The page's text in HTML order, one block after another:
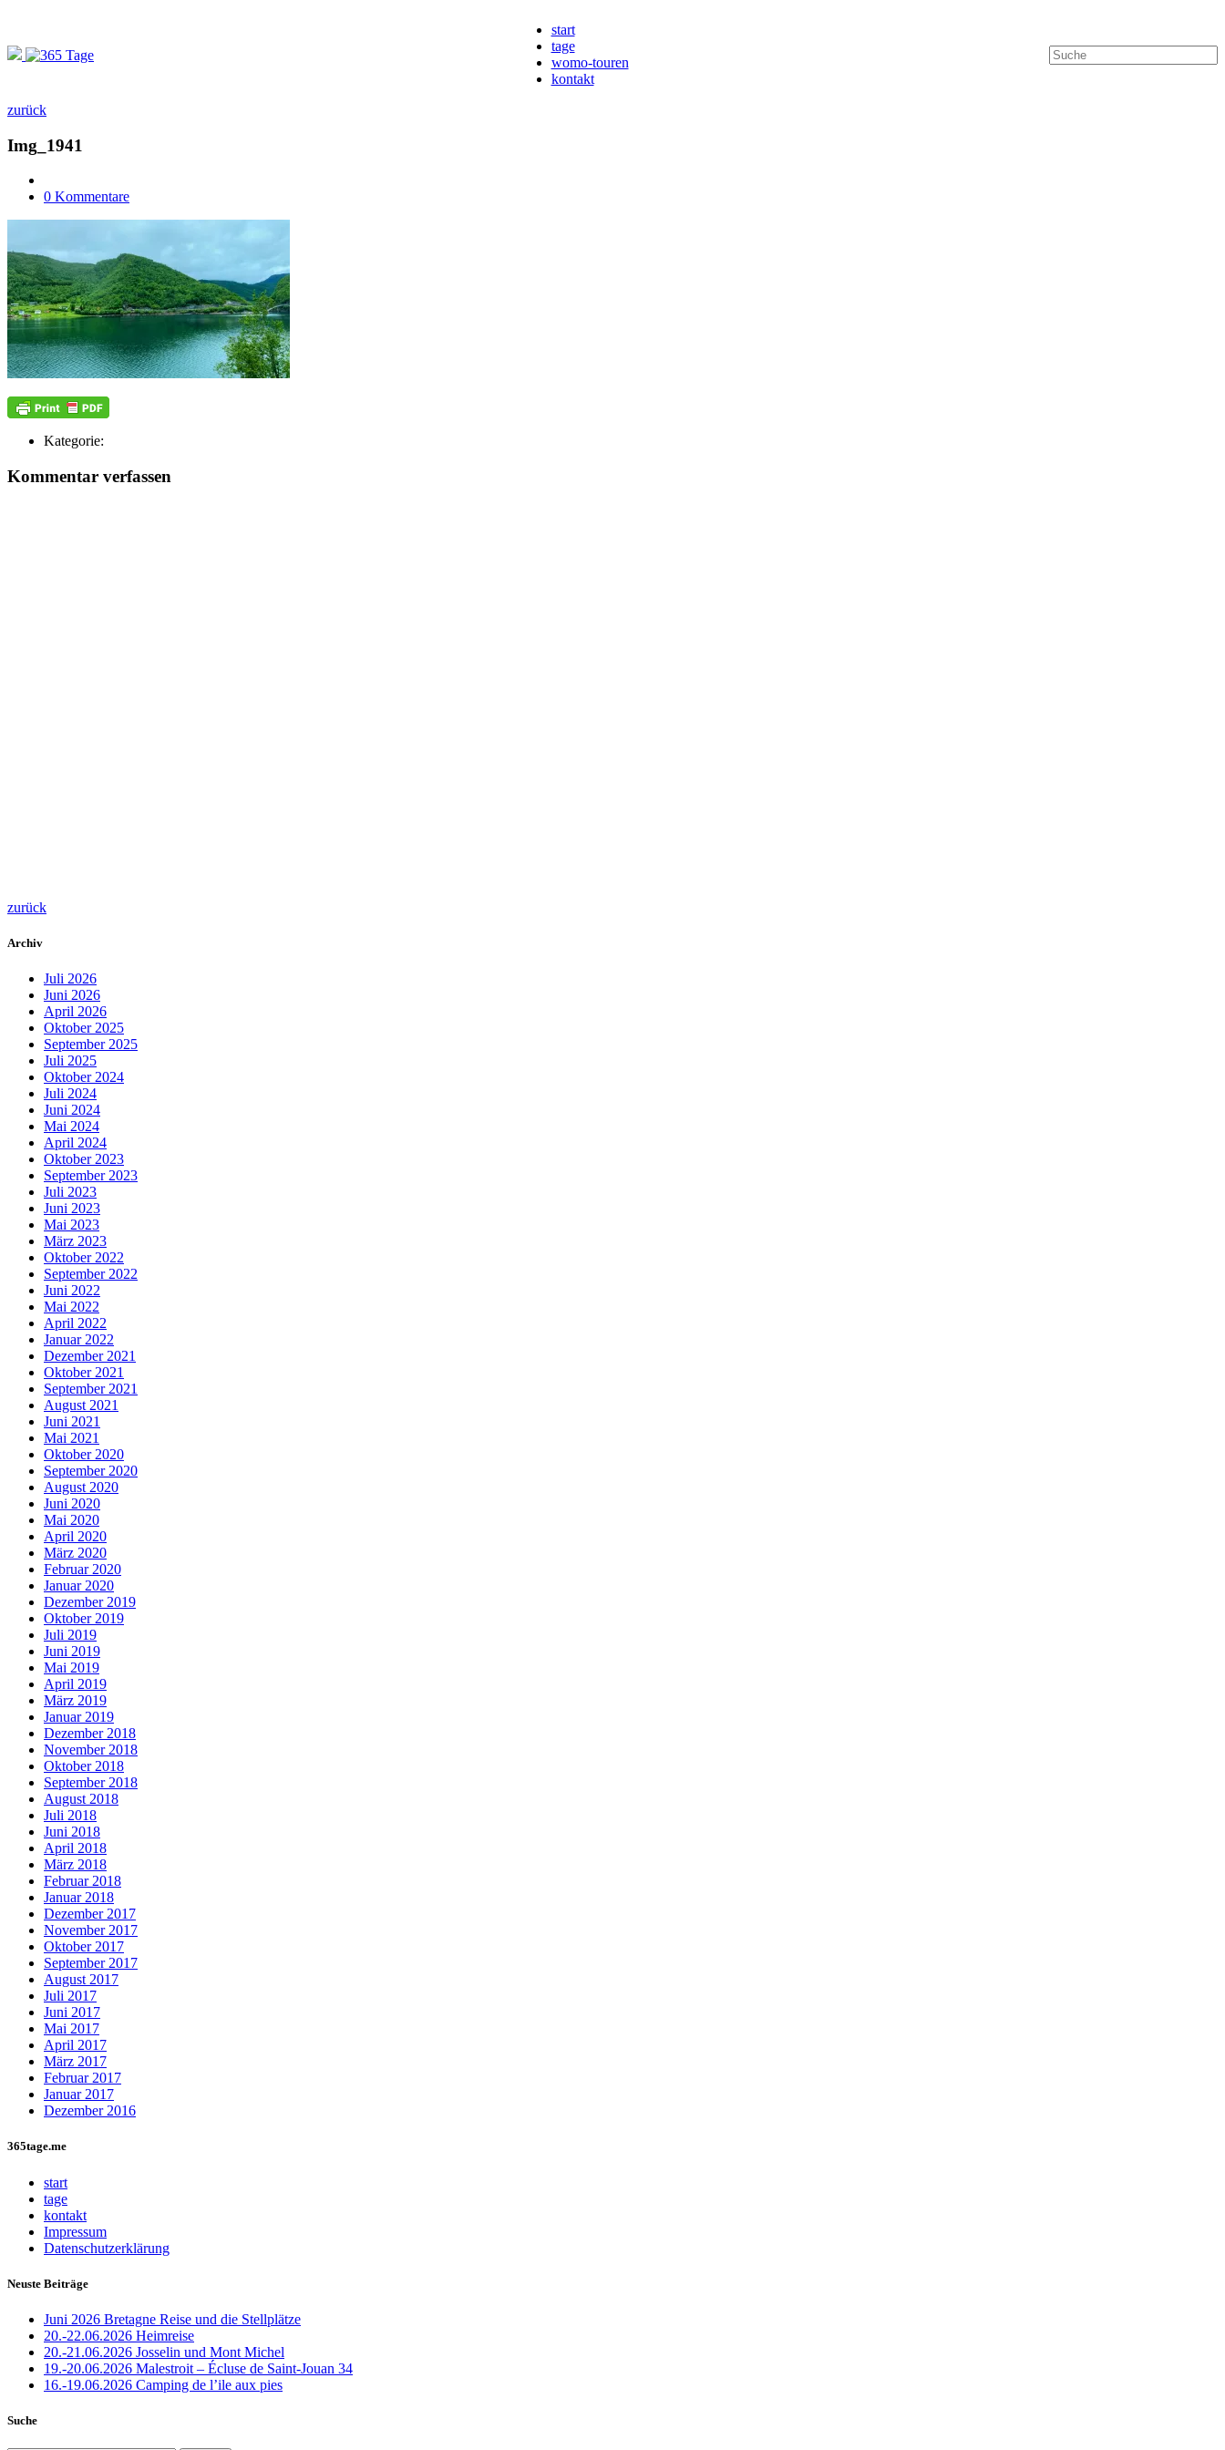
start
tage
womo-touren
kontakt
zurück
Img_1941
0 Kommentare
Kategorie:
Kommentar verfassen
zurück
Archiv
Juli 2026
Juni 2026
April 2026
Oktober 2025
September 2025
Juli 2025
Oktober 2024
Juli 2024
Juni 2024
Mai 2024
April 2024
Oktober 2023
September 2023
Juli 2023
Juni 2023
Mai 2023
März 2023
Oktober 2022
September 2022
Juni 2022
Mai 2022
April 2022
Januar 2022
Dezember 2021
Oktober 2021
September 2021
August 2021
Juni 2021
Mai 2021
Oktober 2020
September 2020
August 2020
Juni 2020
Mai 2020
April 2020
März 2020
Februar 2020
Januar 2020
Dezember 2019
Oktober 2019
Juli 2019
Juni 2019
Mai 2019
April 2019
März 2019
Januar 2019
Dezember 2018
November 2018
Oktober 2018
September 2018
August 2018
Juli 2018
Juni 2018
April 2018
März 2018
Februar 2018
Januar 2018
Dezember 2017
November 2017
Oktober 2017
September 2017
August 2017
Juli 2017
Juni 2017
Mai 2017
April 2017
März 2017
Februar 2017
Januar 2017
Dezember 2016
365tage.me
start
tage
kontakt
Impressum
Datenschutzerklärung
Neuste Beiträge
Juni 2026 Bretagne Reise und die Stellplätze
20.-22.06.2026 Heimreise
20.-21.06.2026 Josselin und Mont Michel
19.-20.06.2026 Malestroit – Écluse de Saint-Jouan 34
16.-19.06.2026 Camping de l’ile aux pies
Suche